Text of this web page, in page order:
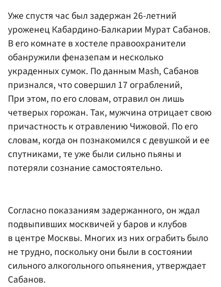
Уже спустя час был задержан 26-летний
уроженец Кабардино-Балкарии Мурат Сабанов.
В его комнате в хостеле правоохранители
обанружили феназепам и несколько
украденных сумок. По данным Mash, Сабанов
признался, что совершил 17 ограблений,
При этом, по его словам, отравил он лишь
четверых горожан. Так, мужчина отрицает свою
причастность к отравлению Чижовой. По его
словам, когда он познакомился с девушкой и ее
спутниками, те уже были сильно пьяны и
потеряли сознание самостоятельно.
Согласно показаниям задержанного, он ждал
подвыпивших москвичей у баров и клубов
в центре Москвы. Многих из них ограбить было
не трудно, поскольку они были в состоянии
сильного алкогольного опьянения, утверждает
Сабанов.